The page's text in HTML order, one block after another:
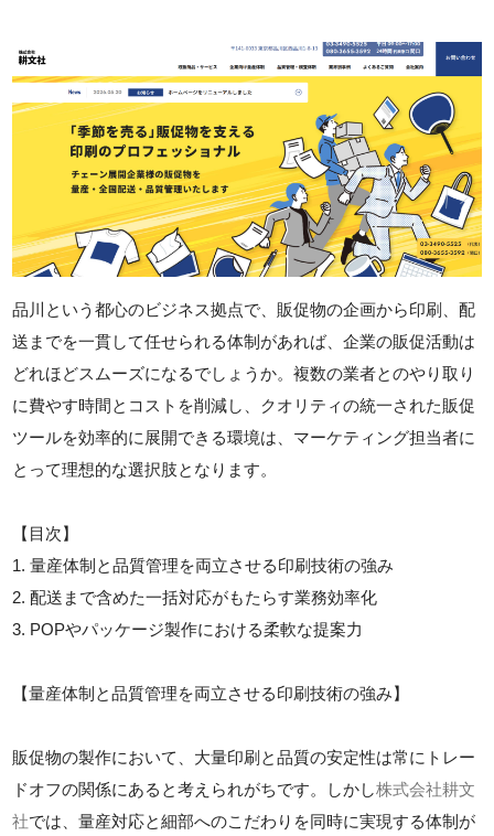
品川という都心のビジネス拠点で、販促物の企画から印刷、配
送までを一貫して任せられる体制があれば、企業の販促活動は
どれほどスムーズになるでしょうか。複数の業者とのやり取り
に費やす時間とコストを削減し、クオリティの統一された販促
ツールを効率的に展開できる環境は、マーケティング担当者に
とって理想的な選択肢となります。
【目次】
1. 量産体制と品質管理を両立させる印刷技術の強み
2. 配送まで含めた一括対応がもたらす業務効率化
3. POPやパッケージ製作における柔軟な提案力
【量産体制と品質管理を両立させる印刷技術の強み】
販促物の製作において、大量印刷と品質の安定性は常にトレー
ドオフの関係にあると考えられがちです。しかし株式会社耕文
社では、量産対応と細部へのこだわりを同時に実現する体制が